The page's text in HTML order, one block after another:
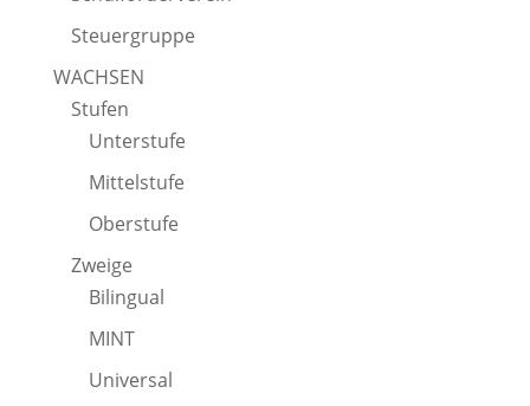
Steuergruppe
WACHSEN
Stufen
Unterstufe
Mittelstufe
Oberstufe
Zweige
Bilingual
MINT
Universal